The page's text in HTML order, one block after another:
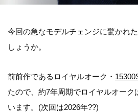
今回の急なモデルチェンジに驚かれ
しょうか。
前前作であるロイヤルオーク・
たので、約7年周期でロイヤルオーク
います。(次回は2026年??)